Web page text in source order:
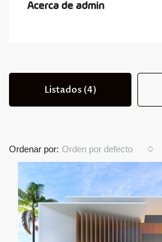
Acerca de admin
Listados (4)
Ordenar por: Orden por defecto